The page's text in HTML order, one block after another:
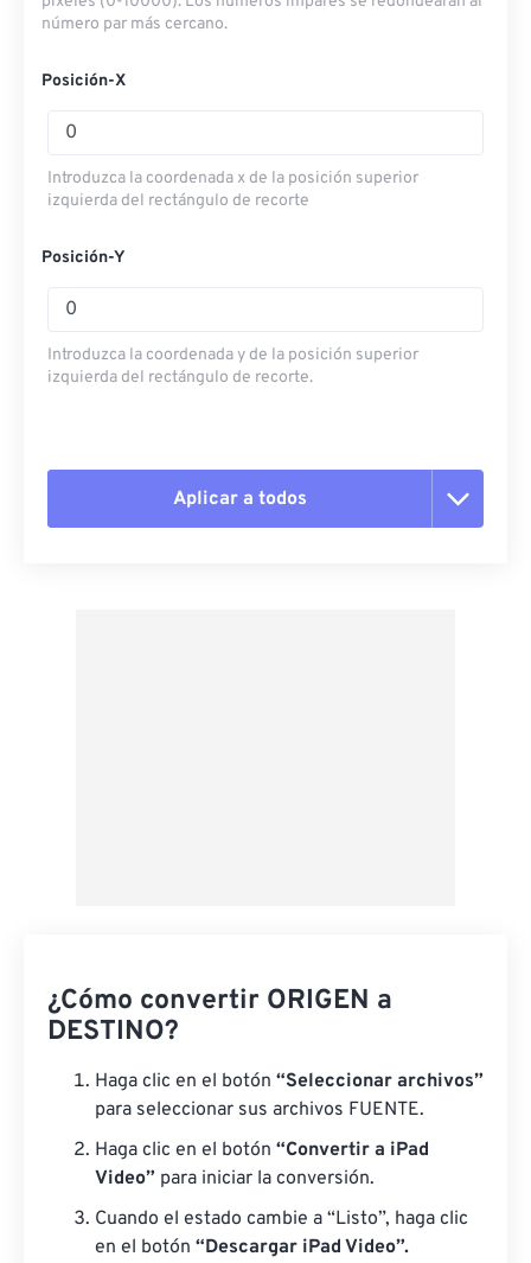
número par más cercano.
Posición-X
Introduzca la coordenada x de la posición superior
izquierda del rectángulo de recorte
Posición-Y
Introduzca la coordenada y de la posición superior
izquierda del rectángulo de recorte.
Aplicar a todos
¿Cómo convertir ORIGEN a
DESTINO?
Haga clic en el botón “Seleccionar archivos”
para seleccionar sus archivos FUENTE.
Haga clic en el botón “Convertir a iPad
Video” para iniciar la conversión.
Cuando el estado cambie a “Listo”, haga clic
en el botón “Descargar iPad Video”.